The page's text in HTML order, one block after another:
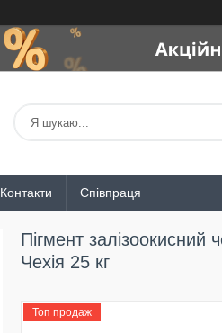
Контакти Співпраця
Пігмент
Чехія 25 кг
Топ продаж